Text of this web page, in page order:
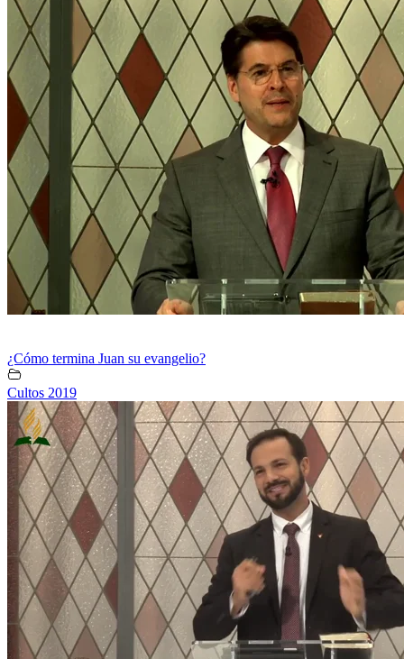
No riñáis por el camino
¿Cómo termina Juan su evangelio?
Cultos 2019